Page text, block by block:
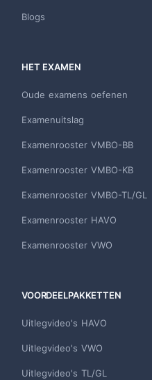
Blogs
HET EXAMEN
Oude examens oefenen
Examenuitslag
Examenrooster VMBO-BB
Examenrooster VMBO-KB
Examenrooster VMBO-TL/GL
Examenrooster HAVO
Examenrooster VWO
VOORDEELPAKKETTEN
Uitlegvideo's HAVO
Uitlegvideo's VWO
Uitlegvideo's TL/GL